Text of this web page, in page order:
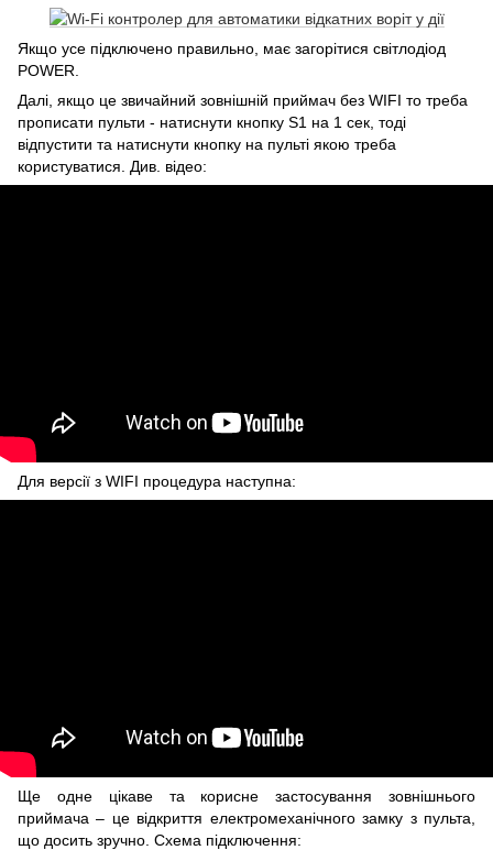
Якщо усе підключено правильно, має загорітися світлодіод
POWER.
Далі, якщо це звичайний зовнішній приймач без WIFI то треба
прописати пульти - натиснути кнопку S1 на 1 сек, тоді
відпустити та натиснути кнопку на пульті якою треба
користуватися. Див. відео:
Для версії з WIFI процедура наступна:
Ще одне цікаве та корисне застосування зовнішнього
приймача – це відкриття електромеханічного замку з пульта,
що досить зручно. Схема підключення: